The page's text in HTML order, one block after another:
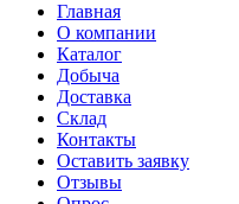
Главная
О компании
Каталог
Добыча
Доставка
Склад
Контакты
Оставить заявку
Отзывы